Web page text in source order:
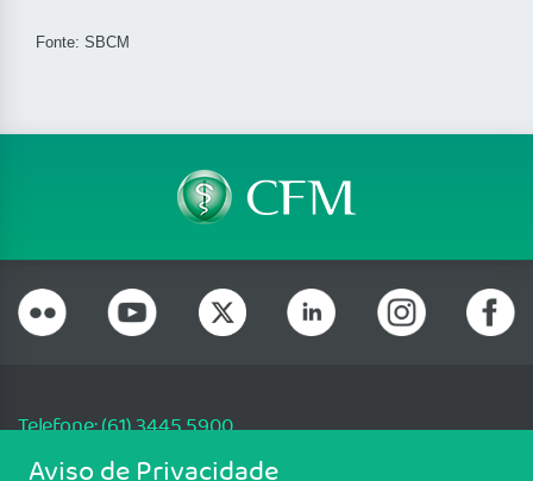
Fonte: SBCM
Telefone: (61) 3445 5900
Email: cfm@portalmedico.org.br